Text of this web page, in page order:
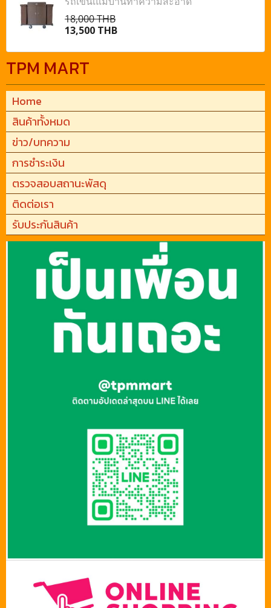
18,000 THB
13,500 THB
TPM MART
Home
สินค้าทั้งหมด
ข่าว/บทความ
การชำระเงิน
ตรวจสอบสถานะพัสดุ
ติดต่อเรา
รับประกันสินค้า